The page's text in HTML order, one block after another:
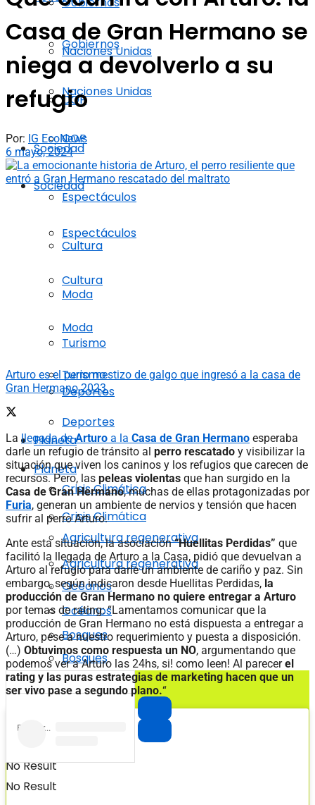
Naciones Unidas
COP
Sociedad
Espectáculos
Cultura
Moda
Turismo
Deportes
Planeta
Crisis Climática
Agricultura regenerativa
Océanos
Bosques
No Result
Gobiernos
Naciones Unidas
COP
Sociedad
Espectáculos
Cultura
Moda
Turismo
Deportes
Planeta
Crisis Climática
Agricultura regenerativa
Océanos
Bosques
No Result
Casa de Gran Hermano se
niega a devolverlo a su
refugio
Por: IG EcoNews
6 mayo, 2024
Arturo es el perro mestizo de galgo que ingresó a la casa de
Gran Hermano 2023.
La llegada deArturo a la Casa de Gran Hermano esperaba
darle un refugio de tránsito al perro rescatado y visibilizar la
situación que viven los caninos y los refugios que carecen de
recursos. Pero, las peleas violentas que han surgido en la
Casa de Gran Hermano, muchas de ellas protagonizadas por
Furia, generan un ambiente de nervios y tensión que hacen
sufrir al perro Arturo.
Ante esta situación, la asociación“Huellitas Perdidas” que
facilitó la llegada de Arturo a la Casa, pidió que devuelvan a
Arturo al refugio para darle un ambiente de cariño y paz. Sin
embargo, según indicaron desde Huellitas Perdidas, la
producción de Gran Hermano no quiere entregar a Arturo
por temas de rating: “Lamentamos comunicar que la
producción de Gran Hermano no está dispuesta a entregar a
Arturo, pese a nuestro requerimiento y puesta a disposición.
(…) Obtuvimos como respuesta un NO, argumentando que
podemos ver a Arturo las 24hs, si! como leen! Al parecerel
rating y las puras estrategias de marketing hacen que un
ser vivo pase a segundo plano.“